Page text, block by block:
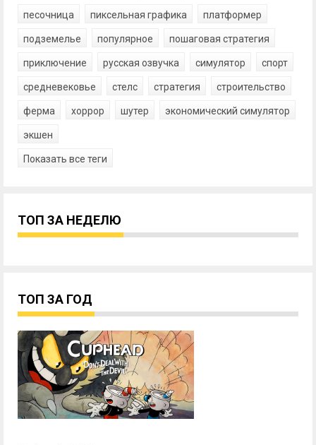
песочница пиксельная графика платформер
подземелье популярное пошаговая стратегия
приключение русская озвучка симулятор спорт
средневековье стелс стратегия строительство
ферма хоррор шутер экономический симулятор
экшен
Показать все теги
ТОП ЗА НЕДЕЛЮ
ТОП ЗА ГОД